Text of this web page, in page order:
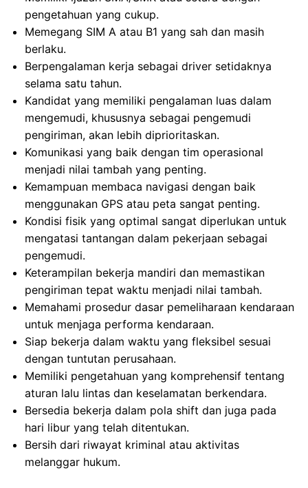
pengetahuan yang cukup.
Memegang SIM A atau B1 yang sah dan masih
berlaku.
Berpengalaman kerja sebagai driver setidaknya
selama satu tahun.
Kandidat yang memiliki pengalaman luas dalam
mengemudi, khususnya sebagai pengemudi
pengiriman, akan lebih diprioritaskan.
Komunikasi yang baik dengan tim operasional
menjadi nilai tambah yang penting.
Kemampuan membaca navigasi dengan baik
menggunakan GPS atau peta sangat penting.
Kondisi fisik yang optimal sangat diperlukan untuk
mengatasi tantangan dalam pekerjaan sebagai
pengemudi.
Keterampilan bekerja mandiri dan memastikan
pengiriman tepat waktu menjadi nilai tambah.
Memahami prosedur dasar pemeliharaan kendaraan
untuk menjaga performa kendaraan.
Siap bekerja dalam waktu yang fleksibel sesuai
dengan tuntutan perusahaan.
Memiliki pengetahuan yang komprehensif tentang
aturan lalu lintas dan keselamatan berkendara.
Bersedia bekerja dalam pola shift dan juga pada
hari libur yang telah ditentukan.
Bersih dari riwayat kriminal atau aktivitas
melanggar hukum.